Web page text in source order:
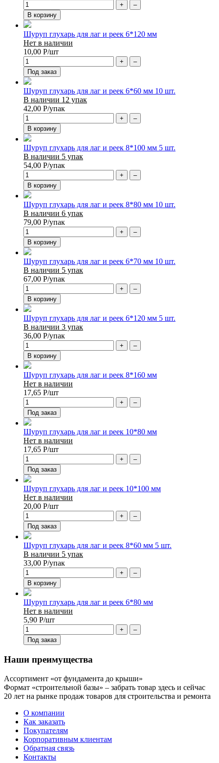
+
–
В корзину
Шуруп глухарь для лаг и реек 6*120 мм
Нет в наличии
10,00 Р/шт
+
–
Под заказ
Шуруп глухарь для лаг и реек 6*60 мм 10 шт.
В наличии 12 упак
42,00 Р/упак
+
–
В корзину
Шуруп глухарь для лаг и реек 8*100 мм 5 шт.
В наличии 5 упак
54,00 Р/упак
+
–
В корзину
Шуруп глухарь для лаг и реек 8*80 мм 10 шт.
В наличии 6 упак
79,00 Р/упак
+
–
В корзину
Шуруп глухарь для лаг и реек 6*70 мм 10 шт.
В наличии 5 упак
67,00 Р/упак
+
–
В корзину
Шуруп глухарь для лаг и реек 6*120 мм 5 шт.
В наличии 3 упак
36,00 Р/упак
+
–
В корзину
Шуруп глухарь для лаг и реек 8*160 мм
Нет в наличии
17,65 Р/шт
+
–
Под заказ
Шуруп глухарь для лаг и реек 10*80 мм
Нет в наличии
17,65 Р/шт
+
–
Под заказ
Шуруп глухарь для лаг и реек 10*100 мм
Нет в наличии
20,00 Р/шт
+
–
Под заказ
Шуруп глухарь для лаг и реек 8*60 мм 5 шт.
В наличии 5 упак
33,00 Р/упак
+
–
В корзину
Шуруп глухарь для лаг и реек 6*80 мм
Нет в наличии
5,90 Р/шт
+
–
Под заказ
Наши преимущества
Ассортимент «от фундамента до крыши»
Формат «строительной базы» – забрать товар здесь и сейчас
20 лет на рынке продаж товаров для строительства и ремонта
О компании
Как заказать
Покупателям
Корпоративным клиентам
Обратная связь
Контакты